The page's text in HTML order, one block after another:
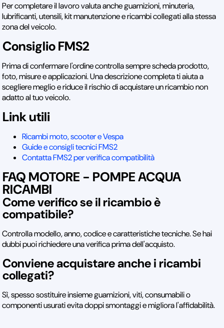
Per completare il lavoro valuta anche guarnizioni, minuteria,
lubrificanti, utensili, kit manutenzione e ricambi collegati alla stessa
zona del veicolo.
Consiglio FMS2
Prima di confermare l'ordine controlla sempre scheda prodotto,
foto, misure e applicazioni. Una descrizione completa ti aiuta a
scegliere meglio e riduce il rischio di acquistare un ricambio non
adatto al tuo veicolo.
Link utili
Ricambi moto, scooter e Vespa
Guide e consigli tecnici FMS2
Contatta FMS2 per verifica compatibilità
FAQ MOTORE - POMPE ACQUA
RICAMBI
Come verifico se il ricambio è
compatibile?
Controlla modello, anno, codice e caratteristiche tecniche. Se hai
dubbi puoi richiedere una verifica prima dell'acquisto.
Conviene acquistare anche i ricambi
collegati?
Sì, spesso sostituire insieme guarnizioni, viti, consumabili o
componenti usurati evita doppi smontaggi e migliora l'affidabilità.